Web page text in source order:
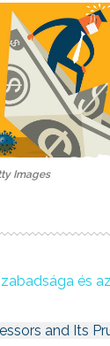
Images
és
and Its